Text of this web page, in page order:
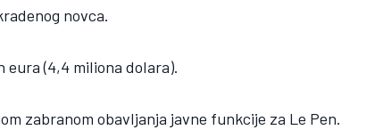
novca.
eura (4,4 miliona dolara).
zabranom obavljanja javne funkcije za Le Pen.